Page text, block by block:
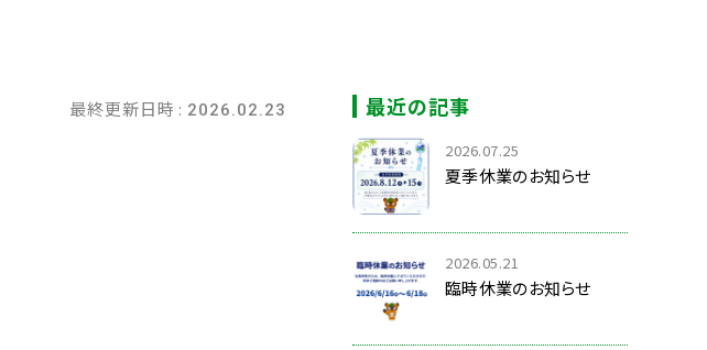
最終更新日時 : 2026.02.23 最近の記事
2026.07.25
夏季休業のお知らせ
2026.05.21
臨時休業のお知らせ